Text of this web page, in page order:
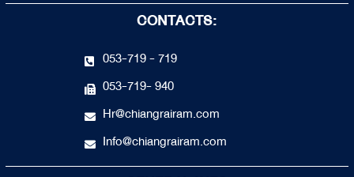
CONTACTS:
053-719 - 719
053-719- 940
Hr@chiangrairam.com
Info@chiangrairam.com